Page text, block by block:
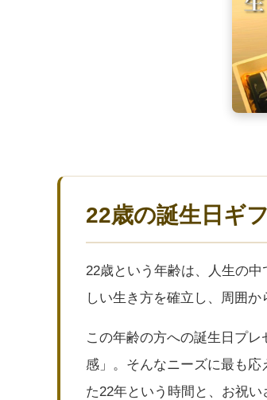
22歳の誕生日ギ
22歳という年齢は、人生の
しい生き方を確立し、周囲か
この年齢の方への誕生日プ
感」。そんなニーズに最も応
た22年という時間と、お祝